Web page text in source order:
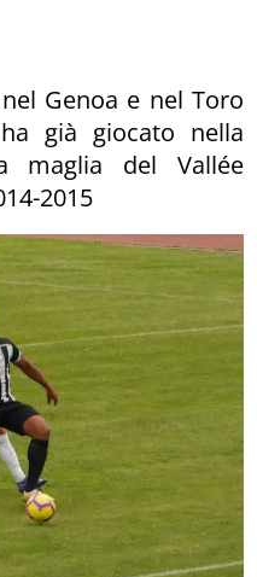
Genoa e nel Toro
già giocato nella
maglia del Vallée
2015